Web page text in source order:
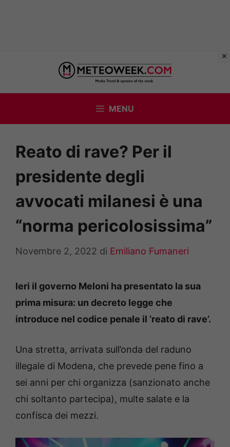
contenuto
MENU
Reato di rave? Per il
presidente degli
avvocati milanesi è una
“norma pericolosissima”
Novembre 2, 2022 di Emiliano Fumaneri
Ieri il governo Meloni ha presentato la sua
prima misura: un decreto legge che
introduce nel codice penale il ‘reato di rave’.
Una stretta, arrivata sull’onda del raduno
illegale di Modena, che prevede pene fino a
sei anni per chi organizza (sanzionato anche
chi soltanto partecipa), multe salate e la
confisca dei mezzi.